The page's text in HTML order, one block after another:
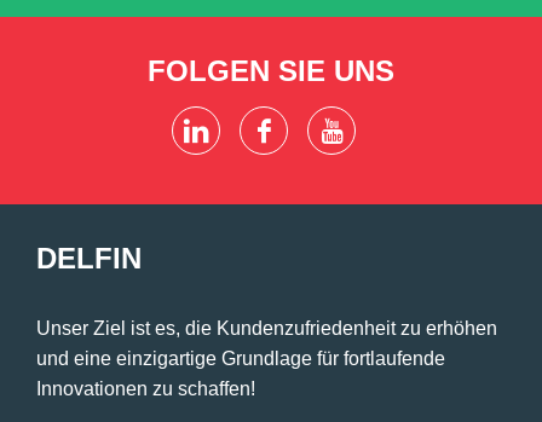
FOLGEN SIE UNS
DELFIN
Unser Ziel ist es, die Kundenzufriedenheit zu erhöhen
und eine einzigartige Grundlage für fortlaufende
Innovationen zu schaffen!